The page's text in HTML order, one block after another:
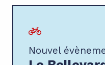
Nouvel